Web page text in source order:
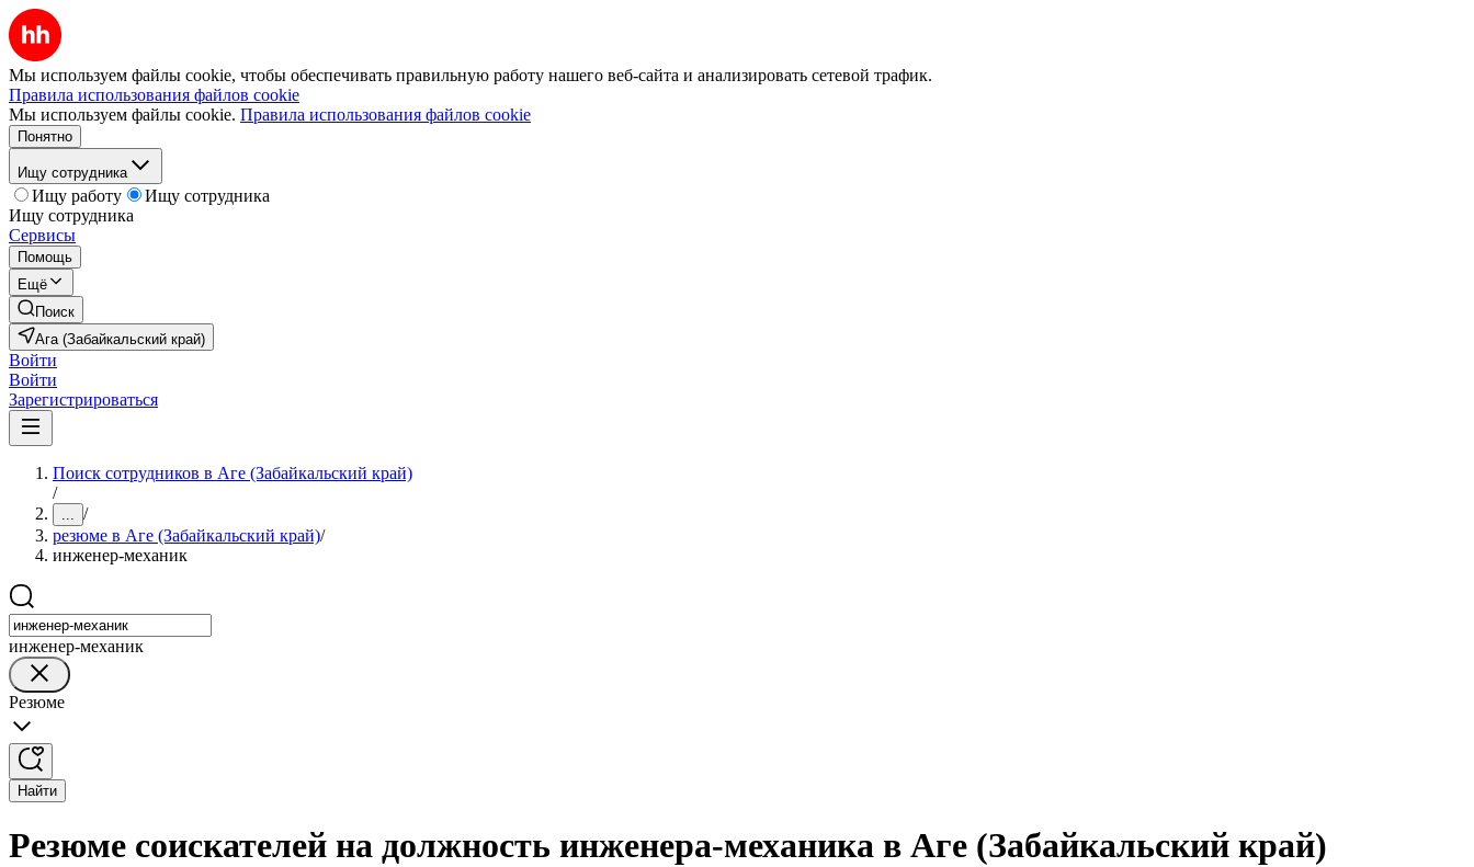
Мы используем файлы cookie, чтобы обеспечивать правильную работу нашего веб-сайта и анализировать сетевой трафик.
Правила использования файлов cookie
Мы используем файлы cookie. Правила использования файлов cookie
Понятно
Ищу сотрудника
Ищу работу
Ищу сотрудника
Ищу сотрудника
Сервисы
Помощь
Ещё
Поиск
Ага (Забайкальский край)
Войти
Войти
Зарегистрироваться
Поиск сотрудников в Аге (Забайкальский край)
/
... /
резюме в Аге (Забайкальский край)/
инженер-механик
инженер-механик
Резюме
Найти
Резюме соискателей на должность инженера-механика в Аге (Забайкальский край)